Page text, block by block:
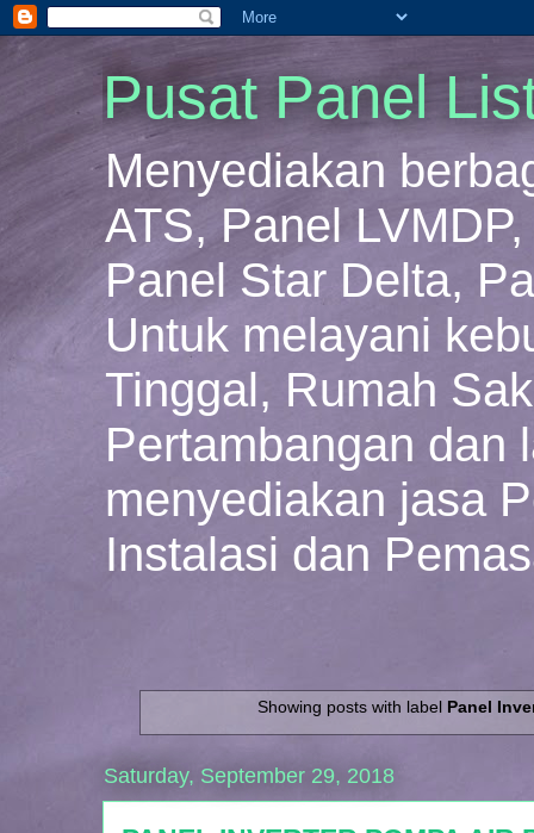
Pusat Panel
Menyediakan
ATS, Panel
Panel Star Delta,
Untuk melayani
Tinggal, Rumah
Pertambangan dan
menyediakan jasa
Instalasi dan
Showing posts with label Panel
Saturday, September 29, 2018